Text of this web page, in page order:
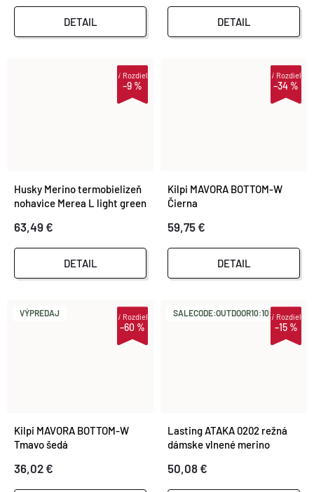
DETAIL DETAIL
–9 %
iRozdiel
Husky Merino termobielizeň
nohavice Merea L light green
63,49 €
DETAIL
–34 %
iRozdiel
Kilpi MAVORA BOTTOM-W
Čierna
59,75 €
DETAIL
VÝPREDAJ
–60 %
iRozdiel
Kilpi MAVORA BOTTOM-W
Tmavo šedá
36,02 €
SALECODE:OUTDOOR10:10:%
–15 %
iRozdiel
Lasting ATAKA 0202 režná
dámske vlnené merino
50,08 €